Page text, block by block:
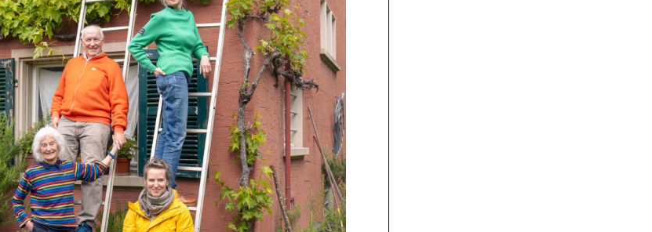
nous trouver
diffusion/librairies
manuscrits